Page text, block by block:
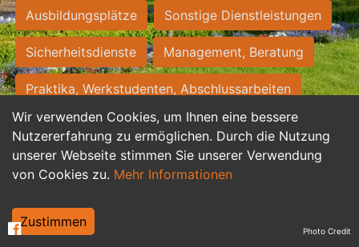
Wir verwenden Cookies, um Ihnen eine bessere
Nutzererfahrung zu ermöglichen. Durch die Nutzung
unserer Webseite stimmen Sie unserer Verwendung
von Cookies zu. Mehr Informationen
Zustimmen
Ausbildungsplätze Sonstige Dienstleistungen
Sicherheitsdienste Management, Beratung
Praktika, Werkstudenten, Abschlussarbeiten
Personalwesen Assistenz, Sekretariat
Hilfskräfte, Aushilfs- und Nebenjobs
Weiterbildung, Studium, duale Ausbildung Photo Credit